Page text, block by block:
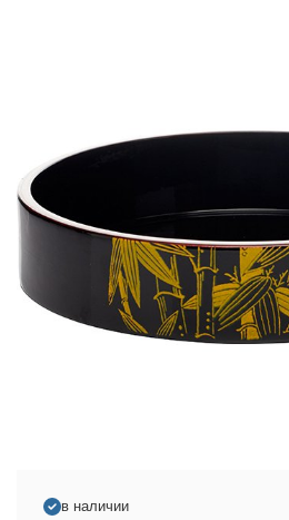
в наличии